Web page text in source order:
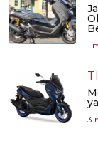
1
3